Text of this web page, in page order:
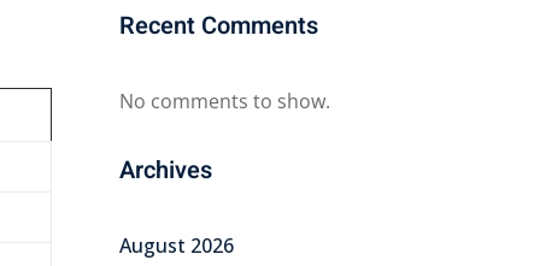
Recent Comments
No comments to show.
Archives
August 2026